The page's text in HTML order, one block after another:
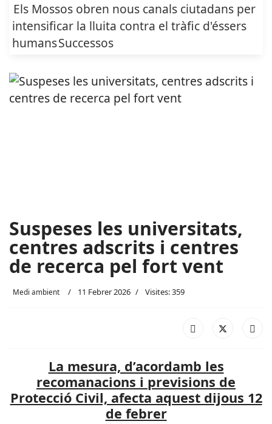
Els Mossos obren nous canals ciutadans per
intensificar la lluita contra el tràfic d'éssers
humansSuccessos
Suspeses les universitats,
centres adscrits i centres
de recerca pel fort vent
Medi ambient 11 Febrer 2026 Visites: 359
La mesura, d’acordamb les
recomanacions i previsions de
Protecció Civil, afecta aquest dijous 12
de febrer